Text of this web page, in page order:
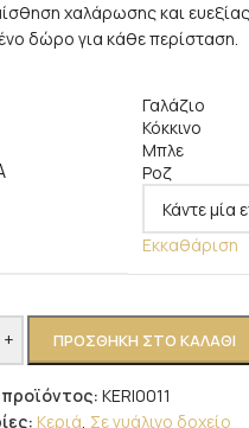
χαλάρωσης και
δώρο για κάθε περίσταση.
Γαλάζιο
Κόκκινο
Μπλε
Ροζ
Εκκαθάριση
+ ΠΡΟΣΘΉΚΗ ΣΤΟ ΚΑΛΆΘΙ
KERI0011
Κεριά, Σε γυάλινο δοχείο